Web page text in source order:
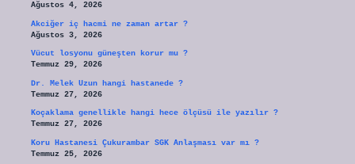
Ağustos 4, 2026
Akciğer iç hacmi ne zaman artar ?
Ağustos 3, 2026
Vücut losyonu güneşten korur mu ?
Temmuz 29, 2026
Dr. Melek Uzun hangi hastanede ?
Temmuz 27, 2026
Koçaklama genellikle hangi hece ölçüsü ile yazılır ?
Temmuz 27, 2026
Koru Hastanesi Çukurambar SGK Anlaşması var mı ?
Temmuz 25, 2026